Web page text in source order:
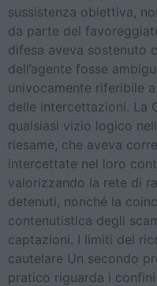
sussistenza obiettiva,
da parte del
difesa aveva sostenuto
dell’agente fosse
univocamente riferibile
delle intercettazioni. La
qualsiasi vizio logico
riesame, che aveva
intercettate nel loro
valorizzando la rete di
detenuti, nonché la
contenutistica degli
captazioni. I limiti del
cautelare Un secondo
pratico riguarda i